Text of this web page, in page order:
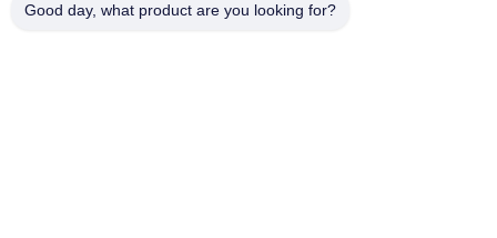
Good day, what product are you looking for?